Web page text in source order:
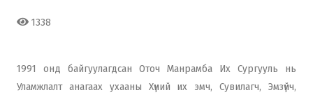
1338
1991 онд байгуулагдсан Оточ Манрамба Их Сургууль нь
Уламжлалт анагаах ухааны Хүний их эмч, Сувилагч, Эмзүйч,